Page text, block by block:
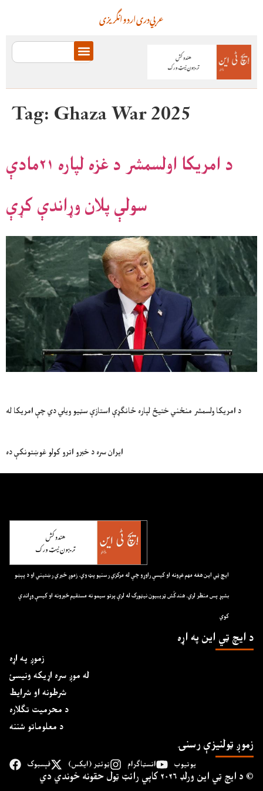
انگریزیاردودریعربي
Tag:Ghaza War 2025
د امریکا اولسمشر د غزه لپاره ۲۱مادې
سولې پلان وړاندې کړې
د امریکا ولسمشر منځني ختیځ لپاره ځانګړې استازې سټیو ویلي دي چې امریکا له
ایران سره د خبرو اترو کولو غوښتونکې ده
ايچ ټي اين هغه مهم غږونه او کيسې راوړو چې له مرکزي رسنيو پټ وي. زموږ خبري رښتيني او د پېښو
بشپړ پس منظر لري. هندکُش ټريبيون نيټورک له لرې پرتو سيمو نه مستقيم خبرونه او کيسې وړاندې
کوي
د ايچ ټي اين په اړه
زموږ په اړه
له موږ سره اړیکه ونیسئ
شرطونه او شرایط
د محرمیت تګلاره
د معلوماتو شننه
زموږ ټولنیزې رسنۍ
فېسبوک ټوئټر (ایکس) انسټاګرام یوتیوب
د ايچ ټي اين وﺭلډ ۲۰۲۶ کاپي ﺭائټ ټول حقونه خوندي دي ©